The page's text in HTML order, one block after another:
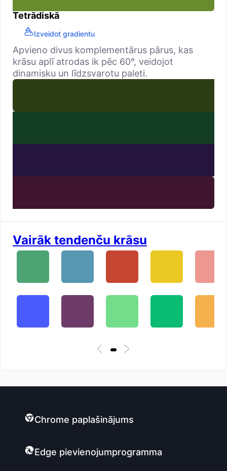
Tetrādiskā
Izveidot gradientu
Apvieno divus komplementārus pārus, kas
krāsu aplī atrodas ik pēc 60°, veidojot
dinamisku un līdzsvarotu paleti.
Vairāk tendenču krāsu
Chrome paplašinājums
Edge pievienojumprogramma